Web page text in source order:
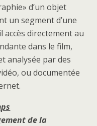
d’un objet
un segment d’une
accès directement au
dans le film,
analysée par des
ou documentée
de la